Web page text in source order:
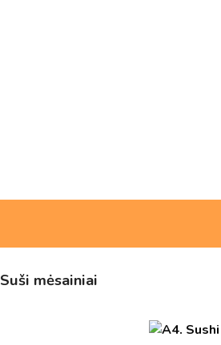
Suši mėsainiai